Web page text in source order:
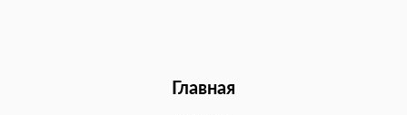
Главная